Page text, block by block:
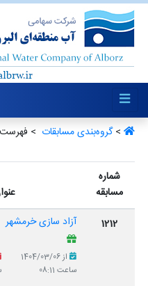
>گروه‌بندی مسابقات ‏ >
شماره
مسابقه
1212
آزاد سازی خرمشهر
از 1404/03/06
ساعت 08:11